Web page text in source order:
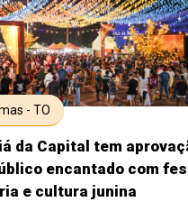
- TO
da Capital tem
encantado com
e cultura junina